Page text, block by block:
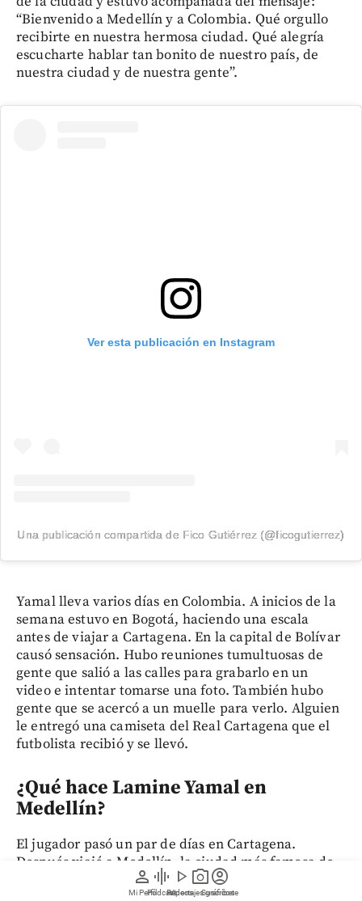
person
Mi Perfil
graphic_eq
Pódcast
play_arrow
Videos
photo_camera
Reportajes gráficos
account_circle
Suscríbete
“Bienvenido a Medellín y a Colombia. Qué orgullo
recibirte en nuestra hermosa ciudad. Qué alegría
escucharte hablar tan bonito de nuestro país, de
nuestra ciudad y de nuestra gente”.
Ver esta publicación en Instagram
Una publicación compartida de Fico Gutiérrez (@ficogutierrez)
Yamal lleva varios días en Colombia. A inicios de la
semana estuvo en Bogotá, haciendo una escala
antes de viajar a Cartagena. En la capital de Bolívar
causó sensación. Hubo reuniones tumultuosas de
gente que salió a las calles para grabarlo en un
video e intentar tomarse una foto. También hubo
gente que se acercó a un muelle para verlo. Alguien
le entregó una camiseta del Real Cartagena que el
futbolista recibió y se llevó.
¿Qué hace Lamine Yamal en
Medellín?
El jugador pasó un par de días en Cartagena.
Después viajó a Medellín, la ciudad más famosa de
Colombia en el mundo entero porque la referencia